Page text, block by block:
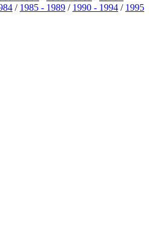
/ 1985 - 1989 / 1990 - 1994 / 1995